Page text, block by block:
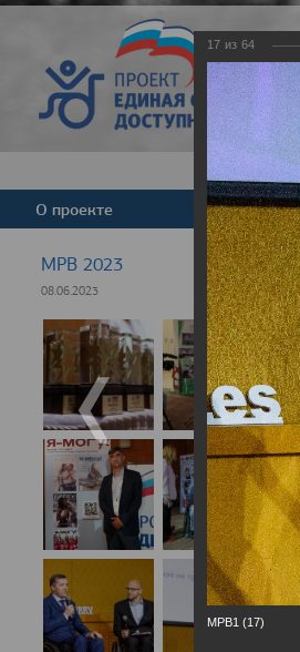
О проекте Команда
МРВ 2023
08.06.2023
17 из 64
МРВ1 (17)